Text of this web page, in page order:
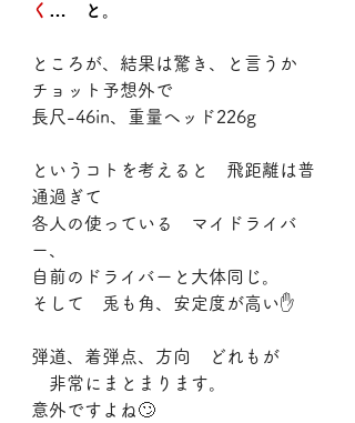
く
…　と。
ところが、結果は驚き、と言うか
チョット予想外で
長尺-46in、重量ヘッド226g
というコトを考えると　飛距離は普
通過ぎて
各人の使っている　マイドライバ
ー、
自前のドライバーと大体同じ。
そして　兎も角、安定度が高い✋
弾道、着弾点、方向　どれもが
非常にまとまります。
意外ですよね🙄